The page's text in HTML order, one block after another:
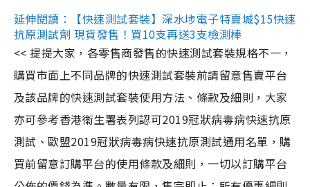
延伸閱讀：【快速測試套裝】深水埗電子特賣城$15快速
抗原測試劑 現貨發售！買10支再送3支檢測棒
<< 提提大家，各零售商發售的快速測試套裝規格不一，
購買市面上不同品牌的快速測試套裝前請留意售賣平台
及該品牌的快速測試套裝使用方法、條款及細則，大家
亦可參考香港衞生署表列認可2019冠狀病毒病快速抗原
測試、歐盟2019冠狀病毒病快速抗原測試通用名單，購
買前留意訂購平台的使用條款及細則，一切以訂購平台